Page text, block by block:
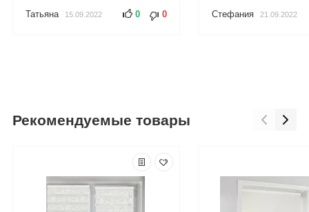
Татьяна 15.09.2022 0 0 Стефания 21.09.2022
Рекомендуемые товары